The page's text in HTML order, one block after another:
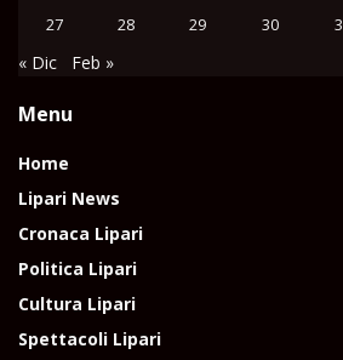
27 28 29 30
« Dic Feb »
Menu
Home
Lipari News
Cronaca Lipari
Politica Lipari
Cultura Lipari
Spettacoli Lipari